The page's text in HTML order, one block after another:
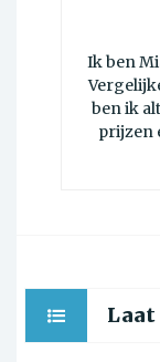
Ik ben
ben ik
prijzen